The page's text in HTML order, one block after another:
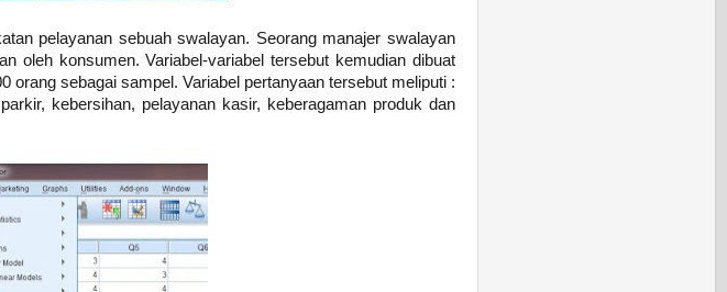
pelayanan sebuah swalayan. Seorang manajer swalayan
oleh konsumen. Variabel-variabel tersebut kemudian dibuat
orang sebagai sampel. Variabel pertanyaan tersebut meliputi :
kebersihan, pelayanan kasir, keberagaman produk dan